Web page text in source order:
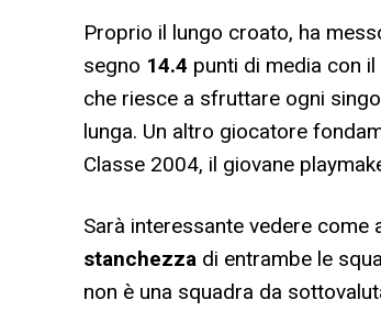
Proprio il lungo croato, ha
segno 14.4 punti di media con il
che riesce a sfruttare ogni
lunga. Un altro giocatore
Classe 2004, il giovane
Sarà interessante vedere
stanchezza di entrambe le
non è una squadra da